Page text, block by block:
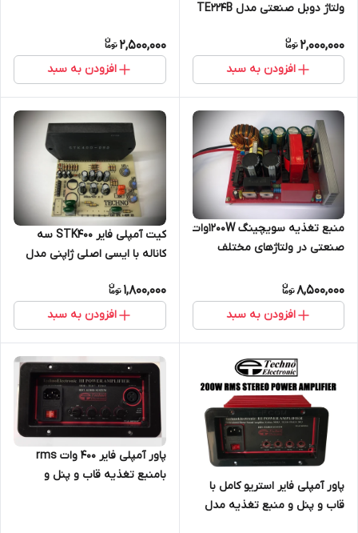
ولتاژ دوبل صنعتی مدل TE224B
2,000,000
افزودن به سبد
2,500,000
افزودن به سبد
منبع تغذیه سویچینگ 1200Wوات
صنعتی در ولتاژهای مختلف
8,500,000
افزودن به سبد
کیت آمپلی فایر STK400 سه
کاناله با ایسی اصلی ژاپنی مدل
1,800,000
افزودن به سبد
پاور آمپلی فایر استریو کامل با
قاب و پنل و منبع تغذیه مدل
پاور آمپلی فایر ۴۰۰ وات rms
بامنبع تغذیه قاب و پنل و